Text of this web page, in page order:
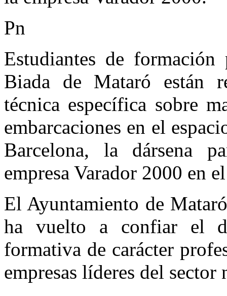
Pn
Estudiantes de
Biada de Mataró están
técnica específica sobre
embarcaciones en el
Barcelona, la dársena
empresa Varador 2000 en
El Ayuntamiento de
ha vuelto a confiar el
formativa de carácter
empresas líderes del